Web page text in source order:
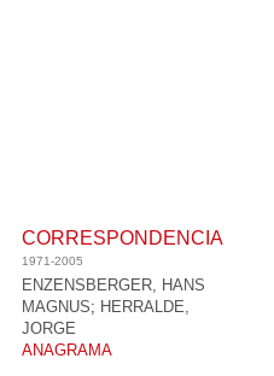
CORRESPONDENCIA
1971-2005
ENZENSBERGER, HANS
MAGNUS; HERRALDE,
JORGE
ANAGRAMA